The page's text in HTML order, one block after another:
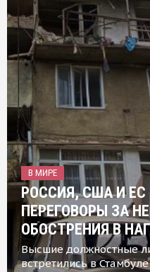
В МИРЕ
РОССИЯ, США И
ПЕРЕГОВОРЫ ЗА
ОБОСТРЕНИЯ В
Высшие должностные
встретились в